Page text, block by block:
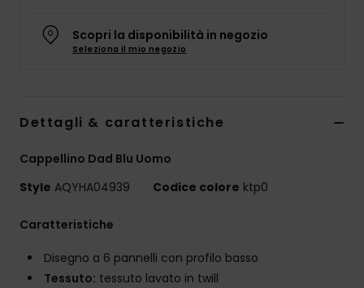
Scopri la disponibilità in negozio
Seleziona il mio negozio
Dettagli & caratteristiche
Cappellino Dad Blu Uomo
Style AQYHA04939 Codice colore ktp0
Caratteristiche
Disegno a 6 pannelli con profilo basso
Tessuto: tessuto lavato in twill